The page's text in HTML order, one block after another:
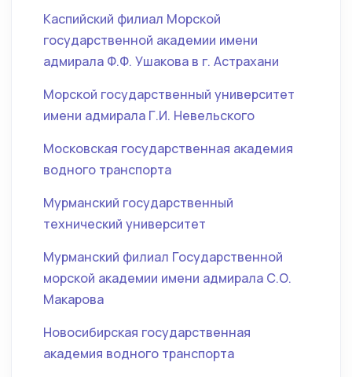
Каспийский филиал Морской
государственной академии имени
адмирала Ф.Ф. Ушакова в г. Астрахани
Морской государственный университет
имени адмирала Г.И. Невельского
Московская государственная академия
водного транспорта
Мурманский государственный
технический университет
Мурманский филиал Государственной
морской академии имени адмирала С.О.
Макарова
Новосибирская государственная
академия водного транспорта